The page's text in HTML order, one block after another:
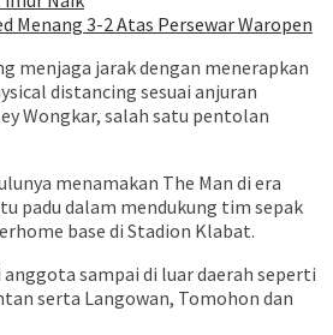
Menang 3-2 Atas Persewar Waropen
menjaga jarak dengan menerapkan
distancing sesuai anjuran
Wongkar, salah satu pentolan
menamakan The Man di era
padu dalam mendukung tim sepak
base di Stadion Klabat.
sampai di luar daerah seperti
serta Langowan, Tomohon dan